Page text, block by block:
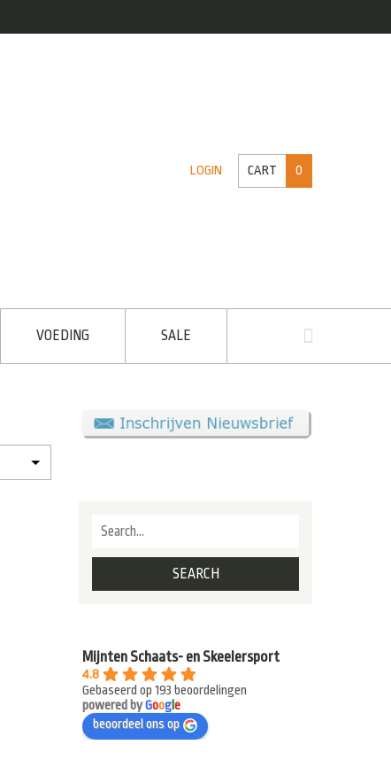
LOGIN CART 0
VOEDING SALE
Mijnten Schaats- en Skeelersport
4.8
Gebaseerd op 193 beoordelingen
powered byGoogle
beoordeel ons op